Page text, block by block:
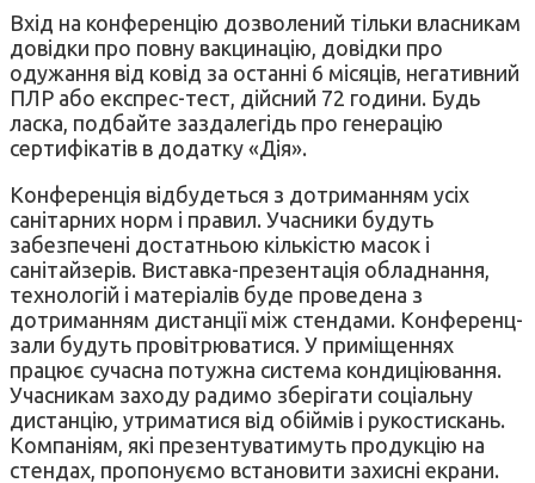
Вхід на конференцію дозволений тільки власникам
довідки про повну вакцинацію, довідки про
одужання від ковід за останні 6 місяців, негативний
ПЛР або експрес-тест, дійсний 72 години. Будь
ласка, подбайте заздалегідь про генерацію
сертифікатів в додатку «Дія».
Конференція відбудеться з дотриманням усіх
санітарних норм і правил. Учасники будуть
забезпечені достатньою кількістю масок і
санітайзерів. Виставка-презентація обладнання,
технологій і матеріалів буде проведена з
дотриманням дистанції між стендами. Конференц-
зали будуть провітрюватися. У приміщеннях
працює сучасна потужна система кондиціювання.
Учасникам заходу радимо зберігати соціальну
дистанцію, утриматися від обіймів і рукостискань.
Компаніям, які презентуватимуть продукцію на
стендах, пропонуємо встановити захисні екрани.